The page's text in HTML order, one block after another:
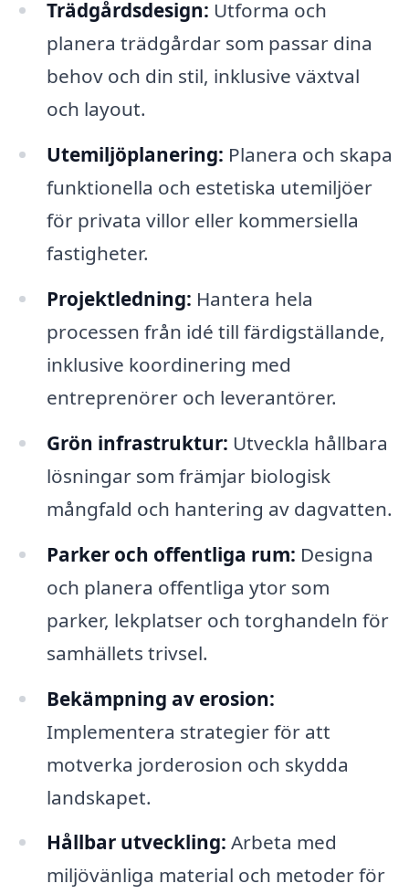
Trädgårdsdesign: Utforma och
planera trädgårdar som passar dina
behov och din stil, inklusive växtval
och layout.
Utemiljöplanering: Planera och skapa
funktionella och estetiska utemiljöer
för privata villor eller kommersiella
fastigheter.
Projektledning: Hantera hela
processen från idé till färdigställande,
inklusive koordinering med
entreprenörer och leverantörer.
Grön infrastruktur: Utveckla hållbara
lösningar som främjar biologisk
mångfald och hantering av dagvatten.
Parker och offentliga rum: Designa
och planera offentliga ytor som
parker, lekplatser och torghandeln för
samhällets trivsel.
Bekämpning av erosion:
Implementera strategier för att
motverka jorderosion och skydda
landskapet.
Hållbar utveckling: Arbeta med
miljövänliga material och metoder för